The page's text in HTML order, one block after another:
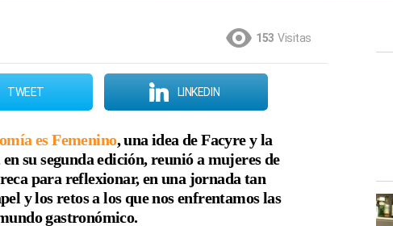
153 Visitas
TWEET LINKEDIN
es Femenino,una idea de Facyre y la
su segunda edición, reunió a mujeres de
para reflexionar, en una jornada tan
y los retos a los que nos enfrentamos las
gastronómico.